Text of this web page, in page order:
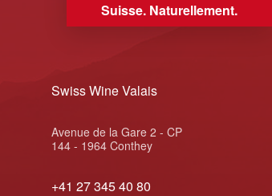
Suisse. Naturellement.
Swiss Wine Valais
Avenue de la Gare 2 - CP
144 - 1964 Conthey
+41 27 345 40 80